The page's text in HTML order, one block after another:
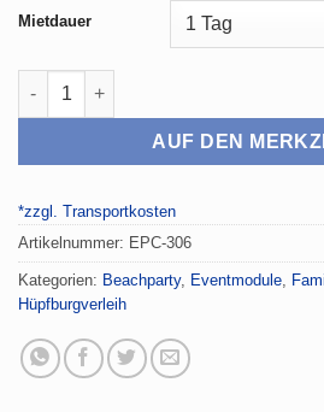
Mietdauer
Hüpfburg Elefant Menge
AUF DEN
*zzgl. Transportkosten
Artikelnummer: EPC-306
Kategorien: Beachparty, Eventmodule
Hüpfburgverleih